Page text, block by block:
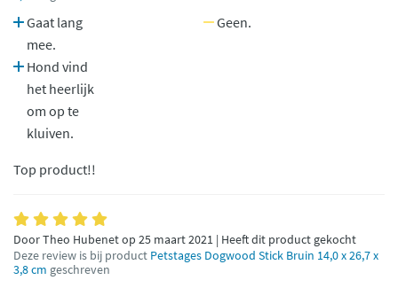
Gaat lang
mee.
Hond vind
het heerlijk
om op te
kluiven.
Geen.
Top product!!
Door Theo Hubenet op 25 maart 2021 | Heeft dit product gekocht
Deze review is bij product Petstages Dogwood Stick Bruin 14,0 x 26,7 x
3,8 cm geschreven